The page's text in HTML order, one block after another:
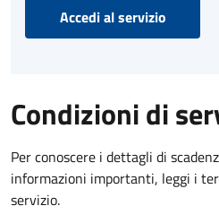
Accedi al servizio
Condizioni di
Per conoscere i dettagli di
informazioni importanti, leggi i
servizio.